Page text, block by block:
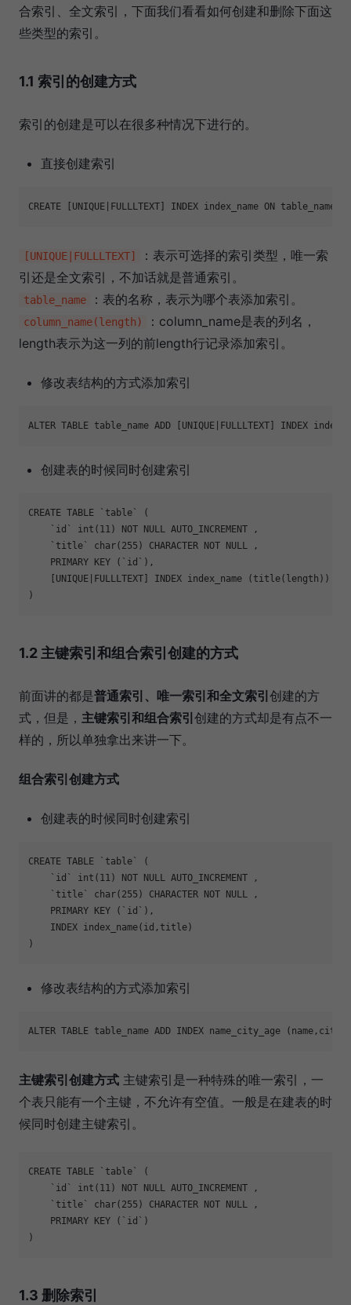
合索引、全文索引，下面我们看看如何创建和删除下面这
些类型的索引。
1.1 索引的创建方式
索引的创建是可以在很多种情况下进行的。
直接创建索引
[UNIQUE|FULLLTEXT]
：表示可选择的索引类型，唯一索
引还是全文索引，不加话就是普通索引。
table_name ：表的名称，表示为哪个表添加索引。
column_name(length)
：column_name是表的列名，
length表示为这一列的前length行记录添加索引。
修改表结构的方式添加索引
创建表的时候同时创建索引
CREATE TABLE `table` (
    `id` int(11) NOT NULL AUTO_INCREMENT ,
    `title` char(255) CHARACTER NOT NULL ,
    PRIMARY KEY (`id`),
    [UNIQUE|FULLLTEXT] INDEX index_name (title(length))
1.2 主键索引和组合索引创建的方式
前面讲的都是普通索引、唯一索引和全文索引 创建的方
式，但是， 主键索引和组合索引 创建的方式却是有点不一
样的，所以单独拿出来讲一下。
组合索引创建方式
创建表的时候同时创建索引
CREATE TABLE `table` (
    `id` int(11) NOT NULL AUTO_INCREMENT ,
    `title` char(255) CHARACTER NOT NULL ,
    PRIMARY KEY (`id`),
    INDEX index_name(id,title)
修改表结构的方式添加索引
主键索引创建方式 主键索引是一种特殊的唯一索引，一
个表只能有一个主键，不允许有空值。一般是在建表的时
候同时创建主键索引。
CREATE TABLE `table` (
    `id` int(11) NOT NULL AUTO_INCREMENT ,
    `title` char(255) CHARACTER NOT NULL ,
    PRIMARY KEY (`id`)
1.3 删除索引